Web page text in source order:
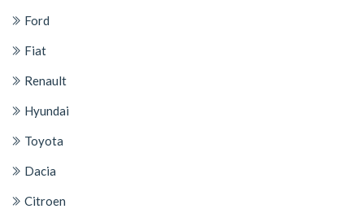
Ford
Fiat
Renault
Hyundai
Toyota
Dacia
Citroen